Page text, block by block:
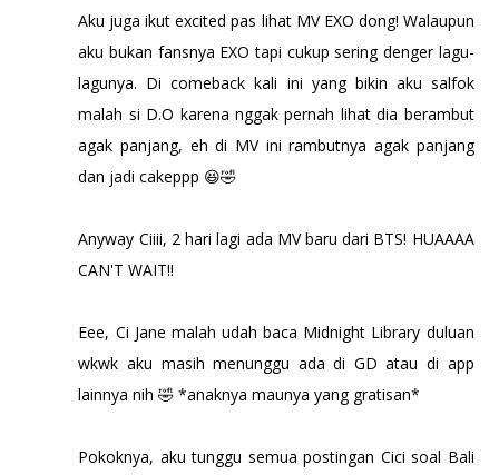
Aku juga ikut excited pas lihat MV EXO dong! Walaupun
aku bukan fansnya EXO tapi cukup sering denger lagu-
lagunya. Di comeback kali ini yang bikin aku salfok
malah si D.O karena nggak pernah lihat dia berambut
agak panjang, eh di MV ini rambutnya agak panjang
dan jadi cakeppp 😆🤣
Anyway Ciiii, 2 hari lagi ada MV baru dari BTS! HUAAAA
CAN'T WAIT!!
Eee, Ci Jane malah udah baca Midnight Library duluan
wkwk aku masih menunggu ada di GD atau di app
lainnya nih 🤣 *anaknya maunya yang gratisan*
Pokoknya, aku tunggu semua postingan Cici soal Bali